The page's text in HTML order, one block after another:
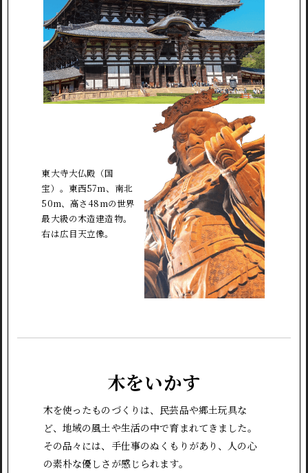
東大寺大仏殿（国
宝）。東西57m、南北
50m、高さ48mの世界
最大級の木造建造物。
右は広目天立像。
木をいかす
木を使ったものづくりは、民芸品や郷土玩具な
ど、地域の風土や生活の中で育まれてきました。
その品々には、手仕事のぬくもりがあり、人の心
の素朴な優しさが感じられます。